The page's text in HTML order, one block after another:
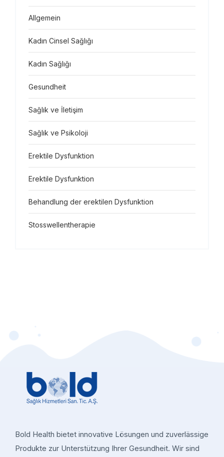
Allgemein
Kadın Cinsel Sağlığı
Kadın Sağlığı
Gesundheit
Sağlık ve İletişim
Sağlık ve Psikoloji
Erektile Dysfunktion
Erektile Dysfunktion
Behandlung der erektilen Dysfunktion
Stosswellentherapie
Bold Health bietet innovative Lösungen und zuverlässige
Produkte zur Unterstützung Ihrer Gesundheit. Wir sind